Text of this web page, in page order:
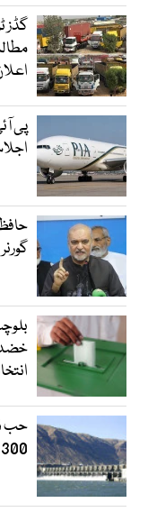
گڈز
پی
حب
300 صنعتیں بندش کے دہانے پر پہنچ گئیں